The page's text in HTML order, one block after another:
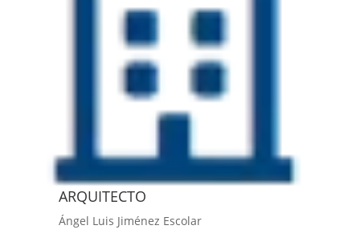
ARQUITECTO
Ángel Luis Jiménez Escolar